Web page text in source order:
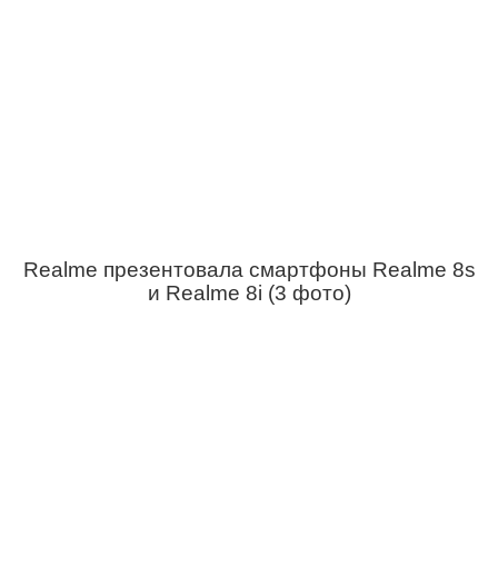
Realme презентовала смартфоны Realme 8s
и Realme 8i (3 фото)